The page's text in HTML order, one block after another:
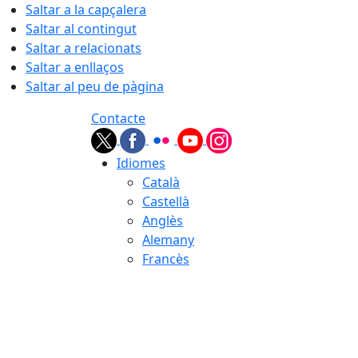
Saltar a la capçalera
Saltar al contingut
Saltar a relacionats
Saltar a enllaços
Saltar al peu de pàgina
Contacte
Idiomes
Català
Castellà
Anglès
Alemany
Francès